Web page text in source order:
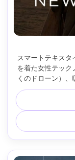
スマートテキスタ
を着た女性テック
くのドローン）
ミニマルタイポ
EOS R5、70mm